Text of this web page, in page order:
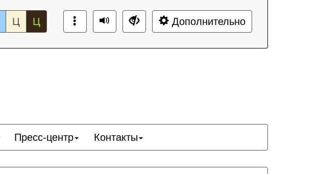
Ц Ц Дополнительно
Пресс-центр Контакты